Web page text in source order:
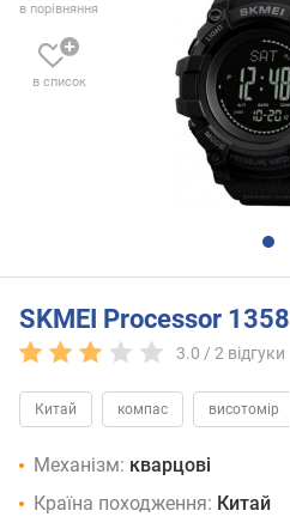
в порівняння
в список
SKMEI Processor 1358
3.0 /2 відгуки
Китай компас висотомір
Механізм: кварцові
Країна походження: Китай